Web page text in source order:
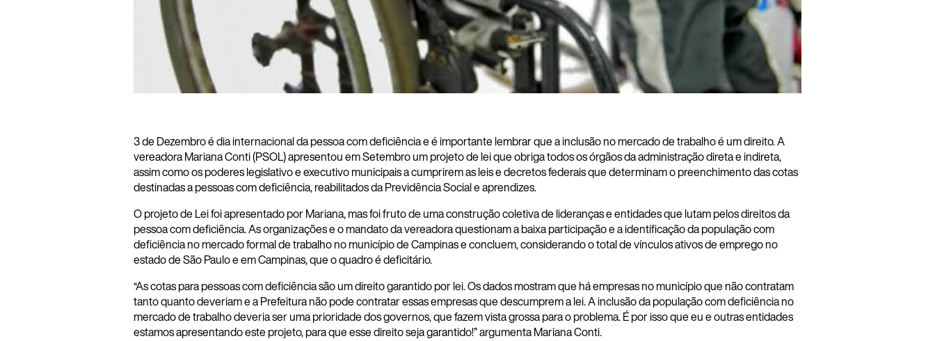
3 de Dezembro é dia internacional da pessoa com deficiência e é importante lembrar que a inclusão no mercado de trabalho é um direito. A
vereadora Mariana Conti (PSOL) apresentou em Setembro um projeto de lei que obriga todos os órgãos da administração direta e indireta,
assim como os poderes legislativo e executivo municipais a cumprirem as leis e decretos federais que determinam o preenchimento das cotas
destinadas a pessoas com deficiência, reabilitados da Previdência Social e aprendizes.
O projeto de Lei foi apresentado por Mariana, mas foi fruto de uma construção coletiva de lideranças e entidades que lutam pelos direitos da
pessoa com deficiência. As organizações e o mandato da vereadora questionam a baixa participação e a identificação da população com
deficiência no mercado formal de trabalho no município de Campinas e concluem, considerando o total de vínculos ativos de emprego no
estado de São Paulo e em Campinas, que o quadro é deficitário.
“As cotas para pessoas com deficiência são um direito garantido por lei. Os dados mostram que há empresas no município que não contratam
tanto quanto deveriam e a Prefeitura não pode contratar essas empresas que descumprem a lei. A inclusão da população com deficiência no
mercado de trabalho deveria ser uma prioridade dos governos, que fazem vista grossa para o problema. É por isso que eu e outras entidades
estamos apresentando este projeto, para que esse direito seja garantido!” argumenta Mariana Conti.